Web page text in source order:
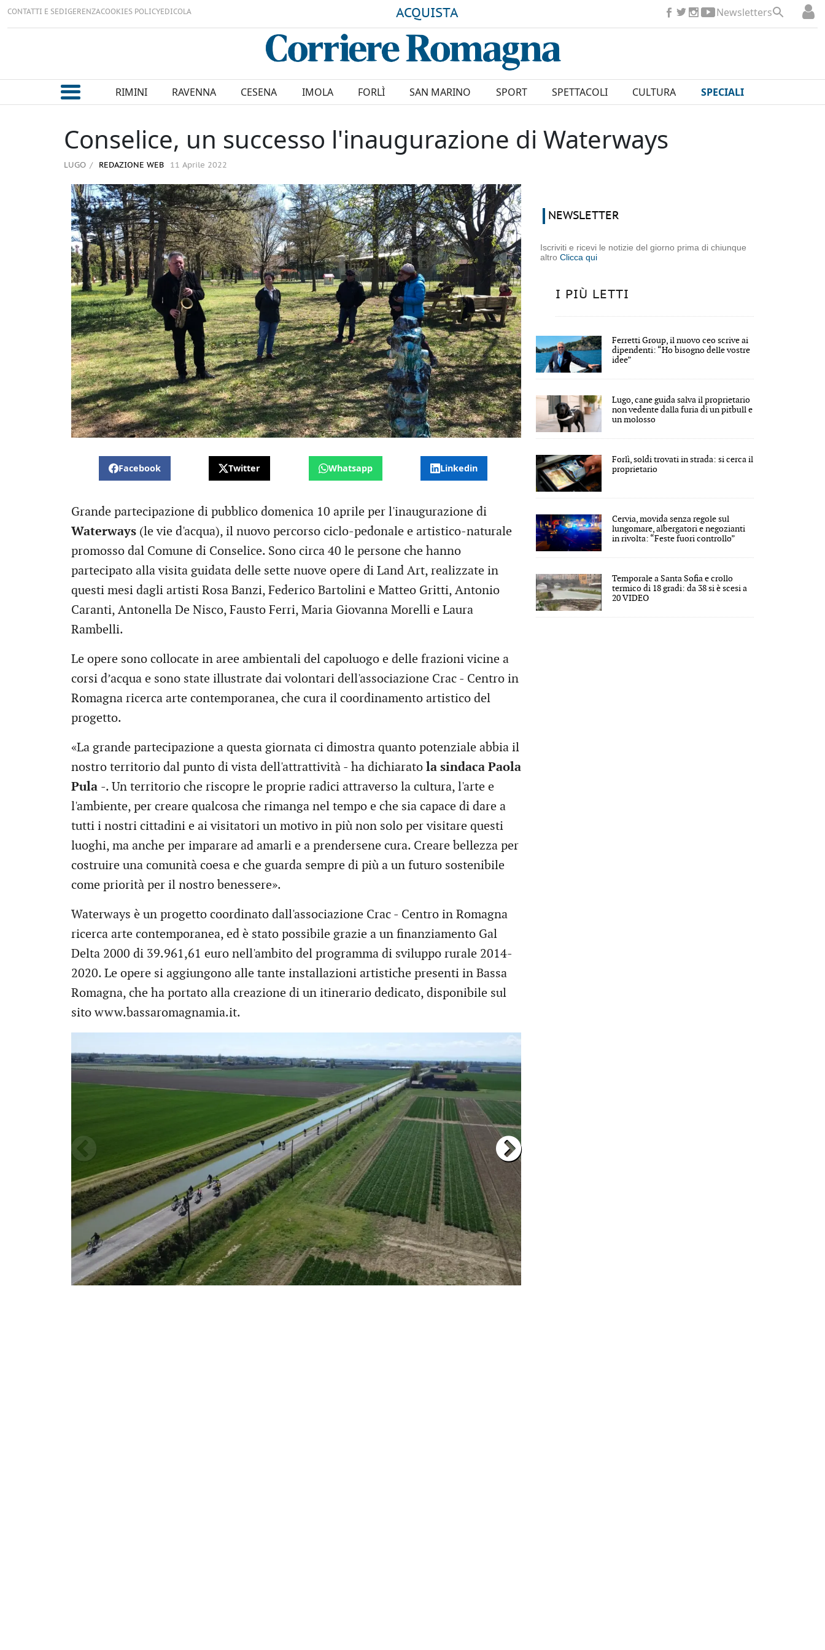
CONTATTI E SEDIGERENZACOOKIES POLICYEDICOLA ACQUISTA Newsletters
RIMINI RAVENNA CESENA IMOLA FORLÌ SAN MARINO SPORT SPETTACOLI CULTURA SPECIALI
Conselice, un successo l'inaugurazione di Waterways
LUGO REDAZIONE WEB 11 Aprile 2022
Facebook Twitter Whatsapp Linkedin
Grande partecipazione di pubblico domenica 10 aprile per l'inaugurazione di
Waterways (le vie d'acqua), il nuovo percorso ciclo-pedonale e artistico-naturale
promosso dal Comune di Conselice. Sono circa 40 le persone che hanno
partecipato alla visita guidata delle sette nuove opere di Land Art, realizzate in
questi mesi dagli artisti Rosa Banzi, Federico Bartolini e Matteo Gritti, Antonio
Caranti, Antonella De Nisco, Fausto Ferri, Maria Giovanna Morelli e Laura
Rambelli.
Le opere sono collocate in aree ambientali del capoluogo e delle frazioni vicine a
corsi d’acqua e sono state illustrate dai volontari dell'associazione Crac - Centro in
Romagna ricerca arte contemporanea, che cura il coordinamento artistico del
progetto.
«La grande partecipazione a questa giornata ci dimostra quanto potenziale abbia il
nostro territorio dal punto di vista dell'attrattività - ha dichiarato la sindaca Paola
Pula -. Un territorio che riscopre le proprie radici attraverso la cultura, l'arte e
l'ambiente, per creare qualcosa che rimanga nel tempo e che sia capace di dare a
tutti i nostri cittadini e ai visitatori un motivo in più non solo per visitare questi
luoghi, ma anche per imparare ad amarli e a prendersene cura. Creare bellezza per
costruire una comunità coesa e che guarda sempre di più a un futuro sostenibile
come priorità per il nostro benessere».
Waterways è un progetto coordinato dall'associazione Crac - Centro in Romagna
ricerca arte contemporanea, ed è stato possibile grazie a un finanziamento Gal
Delta 2000 di 39.961,61 euro nell'ambito del programma di sviluppo rurale 2014-
2020. Le opere si aggiungono alle tante installazioni artistiche presenti in Bassa
Romagna, che ha portato alla creazione di un itinerario dedicato, disponibile sul
sito www.bassaromagnamia.it.
NEWSLETTER
Iscriviti e ricevi le notizie del giorno prima di chiunque
altroClicca qui
I PIÙ LETTI
Ferretti Group, il nuovo ceo scrive ai
dipendenti: “Ho bisogno delle vostre
idee”
Lugo, cane guida salva il proprietario
non vedente dalla furia di un pitbull e
un molosso
Forlì, soldi trovati in strada: si cerca il
proprietario
Cervia, movida senza regole sul
lungomare, albergatori e negozianti
in rivolta: “Feste fuori controllo”
Temporale a Santa Sofia e crollo
termico di 18 gradi: da 38 si è scesi a
20 VIDEO